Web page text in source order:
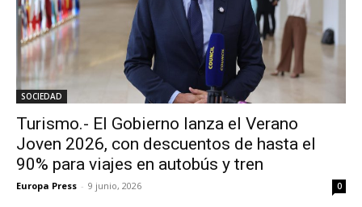
SOCIEDAD
Turismo.- El Gobierno lanza el Verano
Joven 2026, con descuentos de hasta el
90% para viajes en autobús y tren
Europa Press - 9 junio, 2026 0